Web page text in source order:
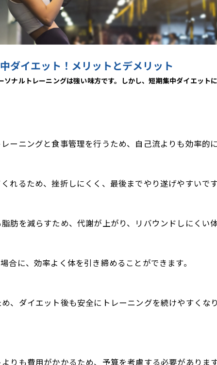
ダイエット！メリットとデメリット
ナルトレーニングは強い味方です。しかし、短期集中ダイエット
ーニングと食事管理を行うため、自己流よりも効率的
れるため、挫折しにくく、最後までやり遂げやすいです
肪を減らすため、代謝が上がり、リバウンドしにくい体
合に、効率よく体を引き締めることができます。
、ダイエット後も安全にトレーニングを続けやすくなり
りも費用がかかるため、予算を考慮する必要があります